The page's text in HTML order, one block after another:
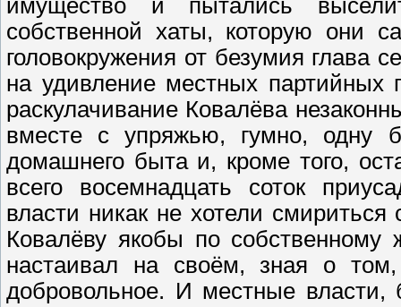
имущество и пытались
собственной хаты, которую они
головокружения от безумия глава
на удивление местных партийных
раскулачивание Ковалёва
вместе с упряжью, гумно, одну
домашнего быта и, кроме того,
всего восемнадцать соток
власти никак не хотели
Ковалёву якобы по
настаивал на своём, зная о
добровольное. И местные власти,